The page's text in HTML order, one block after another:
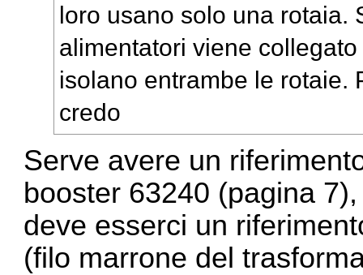
loro usano solo una rotaia.
alimentatori viene
isolano entrambe le rotaie.
credo
Serve avere un
booster 63240 (pagina
deve esserci un
(filo marrone del